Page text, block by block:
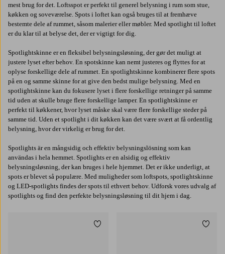
mest brug for det. Loftsspot er perfekt til generel belysning i rum som stue,
køkken og soveværelse. Spots i loftet kan også bruges til at fremhæve
bestemte dele af rummet, såsom malerier eller møbler. Med spotlight til loftet
er du klar til at belyse det, der er vigtigt for dig.
Spotlightskinne er en fleksibel belysningsløsning, der gør det muligt at
justere lyset efter behov. En spotskinne kan nemt justeres og flyttes for at
oplyse forskellige dele af rummet. En spotlightskinne kombinerer flere spots
på en og samme skinne for at give den bedst mulige belysning. Med en
spotlightskinne kan du fokusere lyset i flere forskellige retninger på samme
tid uden at skulle bruge flere forskellige lamper. En spotlightskinne er
perfekt til køkkener, hvor lyset måske skal være flere forskellige steder på
samme tid. Uden et spotlight i dit køkken kan det være svært at få ordentlig
belysning, hvor der virkelig er brug for det.
Spotlights är en mångsidig och effektiv belysningslösning som kan
användas i hela hemmet. Spotlights er en alsidig og effektiv
belysningsløsning, der kan bruges i hele hjemmet. Det er ikke underligt, at
spots er blevet så populære. Med muligheder som loftspots, spotlightskinne
og LED-spotlights findes der spots til ethvert behov. Udforsk vores udvalg af
spotlights og find den perfekte belysningsløsning til dit hjem i dag.
Tilføj til favoritter